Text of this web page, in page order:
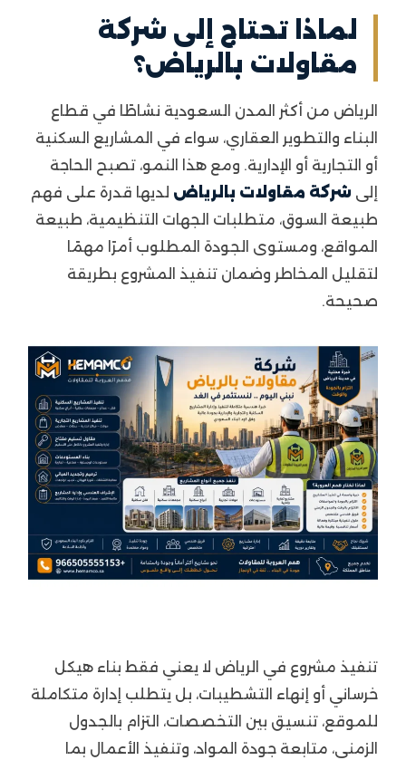
لماذا تحتاج إلى شركة
مقاولات بالرياض؟
الرياض من أكثر المدن السعودية نشاطًا في قطاع
البناء والتطوير العقاري، سواء في المشاريع السكنية
أو التجارية أو الإدارية. ومع هذا النمو، تصبح الحاجة
إلى شركة مقاولات بالرياض لديها قدرة على فهم
طبيعة السوق، متطلبات الجهات التنظيمية، طبيعة
المواقع، ومستوى الجودة المطلوب أمرًا مهمًا
لتقليل المخاطر وضمان تنفيذ المشروع بطريقة
صحيحة.
تنفيذ مشروع في الرياض لا يعني فقط بناء هيكل
خرساني أو إنهاء التشطيبات، بل يتطلب إدارة متكاملة
للموقع، تنسيق بين التخصصات، التزام بالجدول
الزمني، متابعة جودة المواد، وتنفيذ الأعمال بما